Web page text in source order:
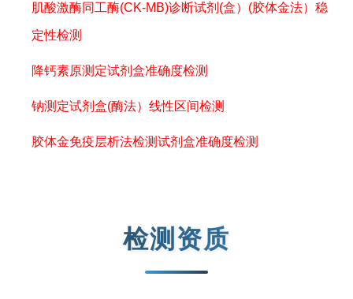
肌酸激酶同工酶(CK-MB)诊断试剂(盒）(胶体金法）稳
定性检测
降钙素原测定试剂盒准确度检测
钠测定试剂盒(酶法）线性区间检测
胶体金免疫层析法检测试剂盒准确度检测
检测资质